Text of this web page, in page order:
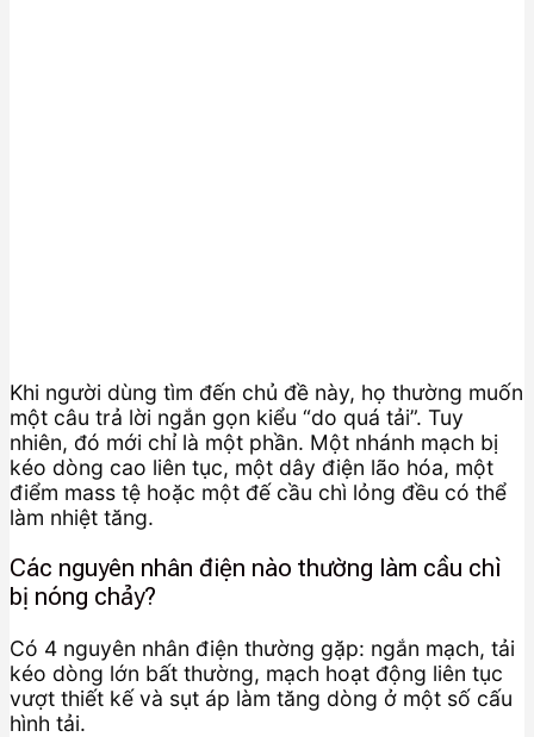
Khi người dùng tìm đến chủ đề này, họ thường muốn
một câu trả lời ngắn gọn kiểu “do quá tải”. Tuy
nhiên, đó mới chỉ là một phần. Một nhánh mạch bị
kéo dòng cao liên tục, một dây điện lão hóa, một
điểm mass tệ hoặc một đế cầu chì lỏng đều có thể
làm nhiệt tăng.
Các nguyên nhân điện nào thường làm cầu chì
bị nóng chảy?
Có 4 nguyên nhân điện thường gặp: ngắn mạch, tải
kéo dòng lớn bất thường, mạch hoạt động liên tục
vượt thiết kế và sụt áp làm tăng dòng ở một số cấu
hình tải.